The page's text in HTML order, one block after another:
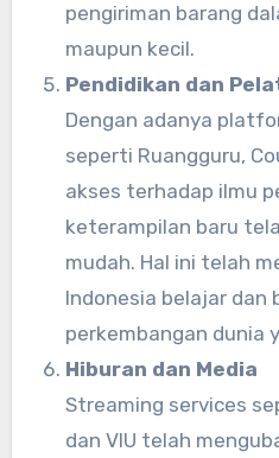
pengiriman barang
maupun kecil.
Pendidikan dan
Dengan adanya
seperti Ruangguru,
akses terhadap ilmu
keterampilan baru
mudah. Hal ini telah
Indonesia belajar dan
perkembangan dunia
Hiburan dan Media
Streaming services
dan VIU telah